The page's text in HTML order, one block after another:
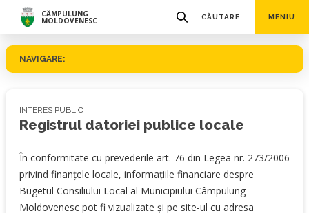
CÂMPULUNG
MOLDOVENESC CĂUTARE MENIU
NAVIGARE:
INTERES PUBLIC
Registrul datoriei publice locale
În conformitate cu prevederile art. 76 din Legea nr. 273/2006
privind finanţele locale, informaţiile financiare despre
Bugetul Consiliului Local al Municipiului Câmpulung
Moldovenesc pot fi vizualizate şi pe site-ul cu adresa